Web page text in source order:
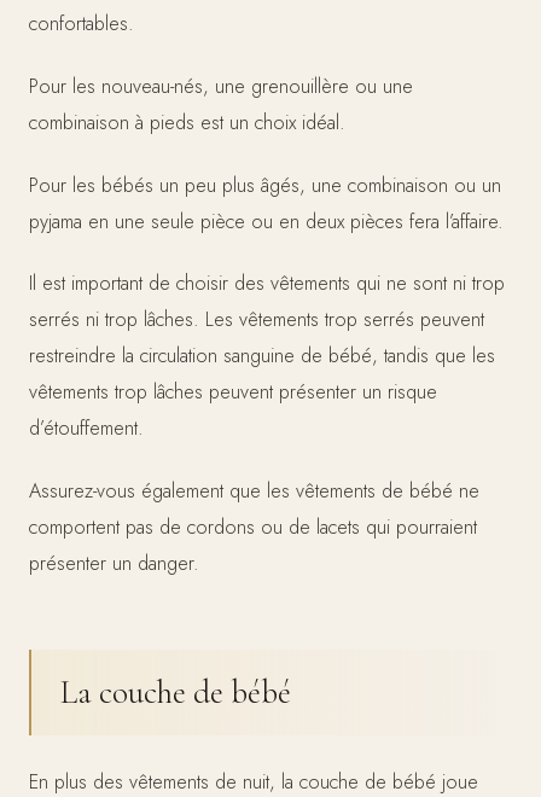
confortables.
Pour les nouveau-nés, une grenouillère ou une
combinaison à pieds est un choix idéal.
Pour les bébés un peu plus âgés, une combinaison ou un
pyjama en une seule pièce ou en deux pièces fera l’affaire.
Il est important de choisir des vêtements qui ne sont ni trop
serrés ni trop lâches. Les vêtements trop serrés peuvent
restreindre la circulation sanguine de bébé, tandis que les
vêtements trop lâches peuvent présenter un risque
d’étouffement.
Assurez-vous également que les vêtements de bébé ne
comportent pas de cordons ou de lacets qui pourraient
présenter un danger.
La couche de bébé
En plus des vêtements de nuit, la couche de bébé joue